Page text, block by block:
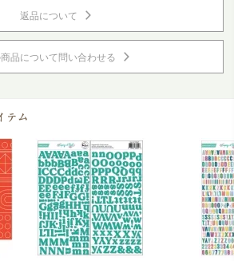
返品について
品について問い合わせる